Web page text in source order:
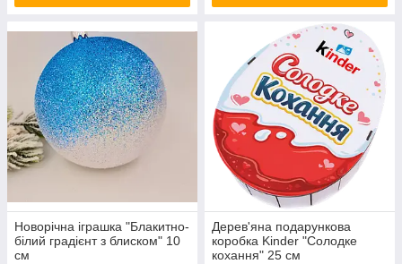
Новорічна іграшка "Блакитно-
білий градієнт з блиском" 10
см
Дерев'яна подарункова
коробка Kinder "Солодке
кохання" 25 см